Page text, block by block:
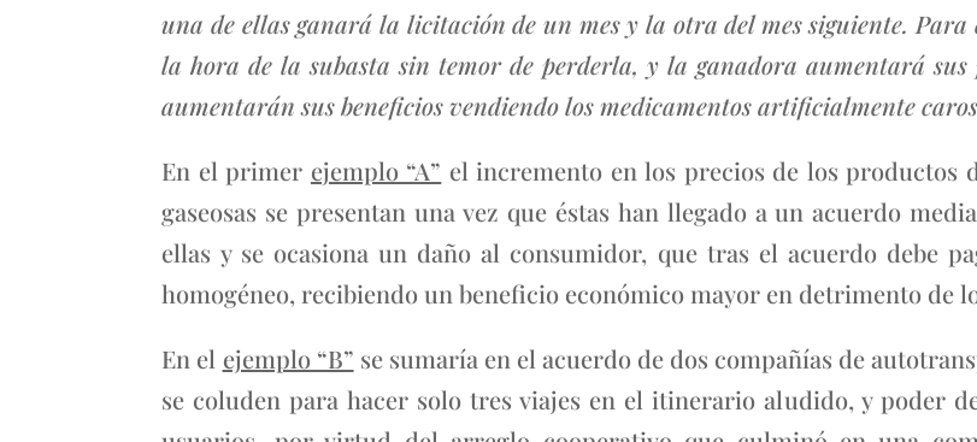
una de ellas ganará la licitación de un mes y la otra del mes siguiente.
la hora de la subasta sin temor de perderla, y la ganadora aumentará
aumentarán sus beneficios vendiendo los medicamentos artificialmente
En el primer ejemplo “A” el incremento en los precios de los productos
gaseosas se presentan una vez que éstas han llegado a un acuerdo
ellas y se ocasiona un daño al consumidor, que tras el acuerdo debe
homogéneo, recibiendo un beneficio económico mayor en detrimento de
En el ejemplo “B” se sumaría en el acuerdo de dos compañías de
se coluden para hacer solo tres viajes en el itinerario aludido, y poder